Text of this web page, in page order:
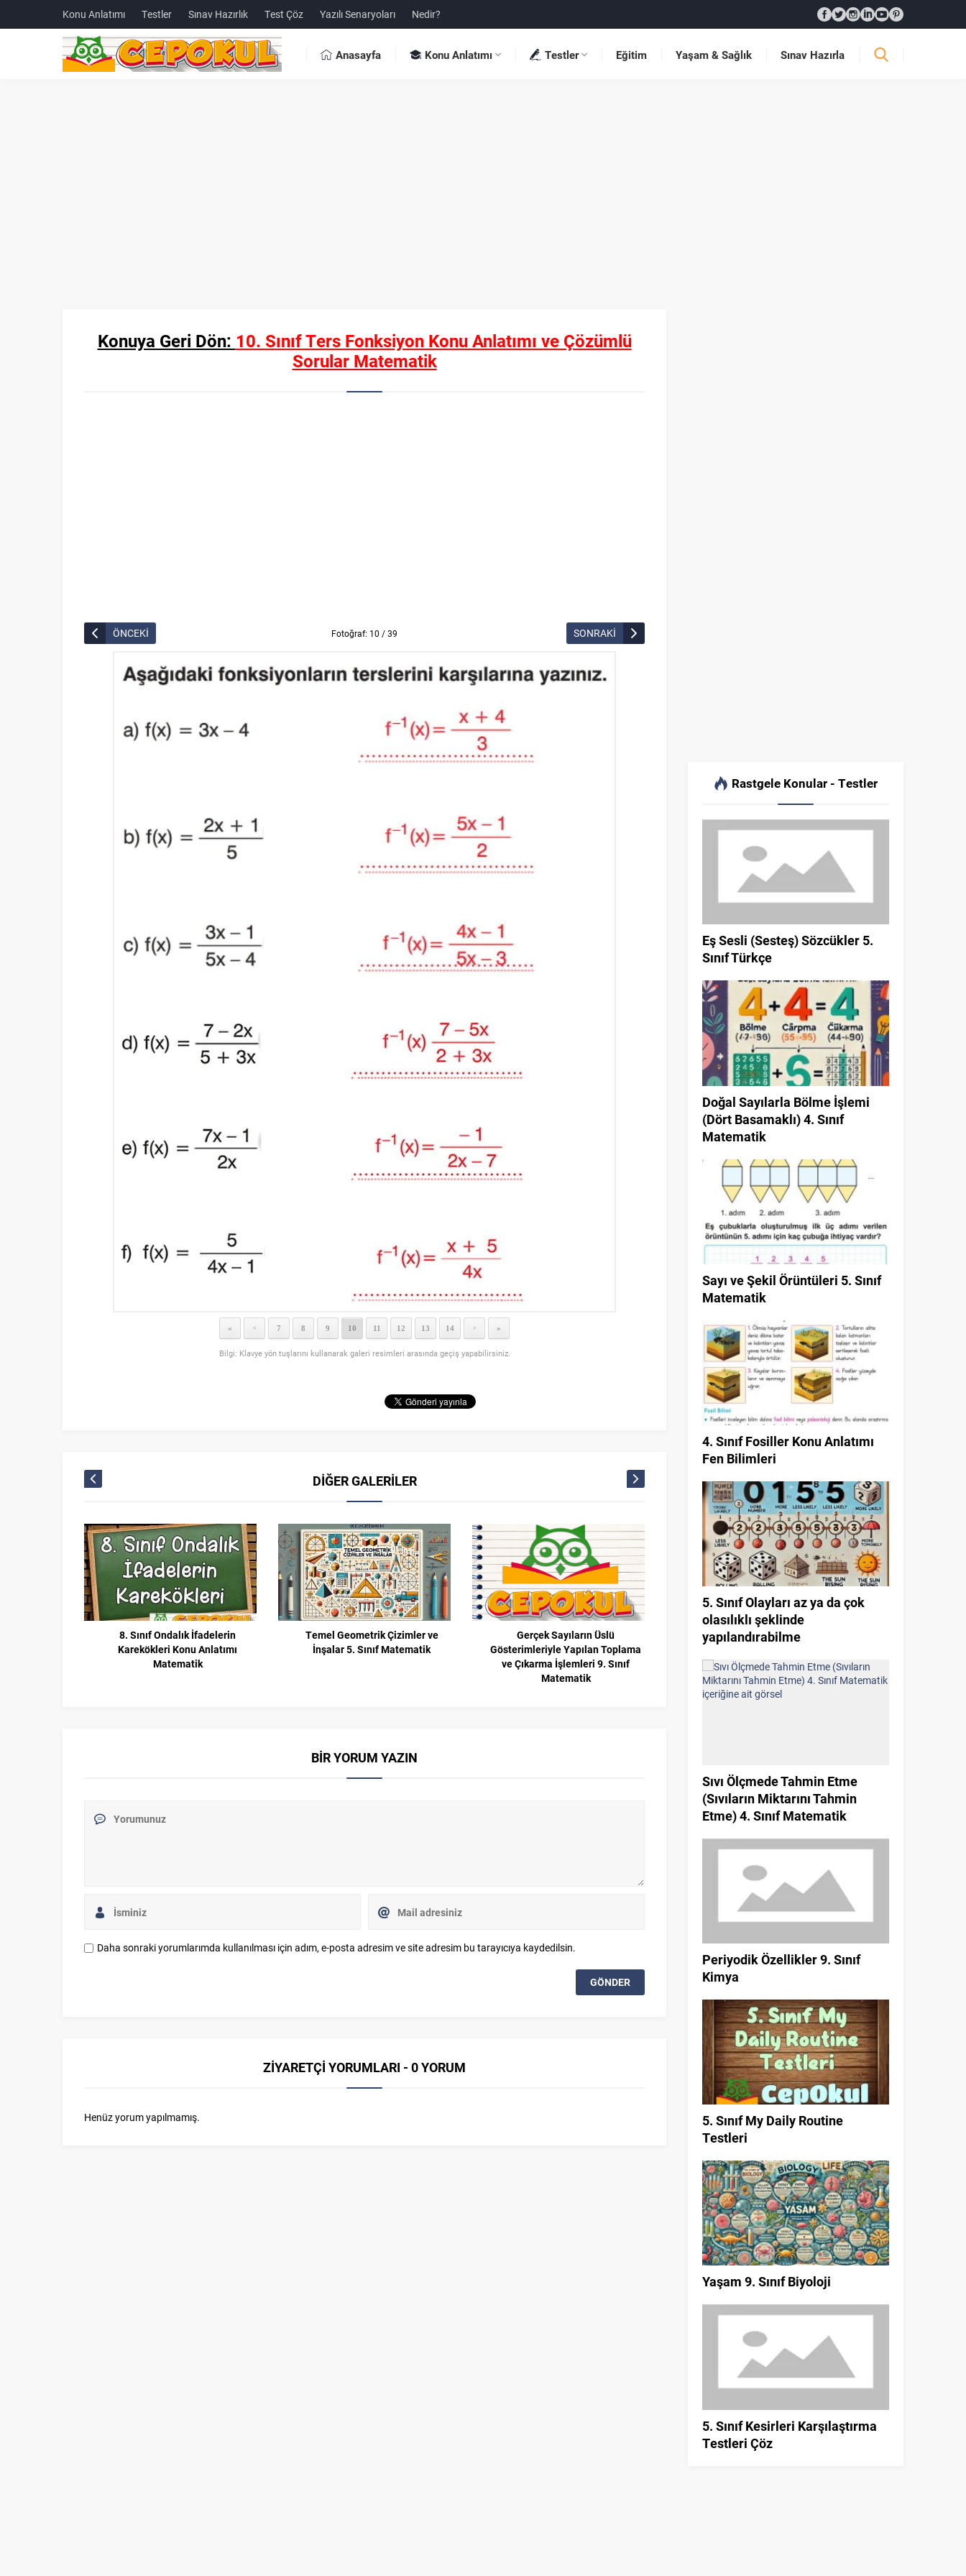
Konu Anlatımı Testler Sınav Hazırlık Test Çöz Yazılı Senaryoları Nedir?
Anasayfa Konu Anlatımı Testler Eğitim Yaşam & Sağlık Sınav Hazırla
Konuya Geri Dön: 10. Sınıf Ters Fonksiyon Konu Anlatımı ve Çözümlü
Sorular Matematik
ÖNCEKİ Fotoğraf: 10 / 39 SONRAKİ
« < 7 8 9 10 11 12 13 14 > »
Bilgi: Klavye yön tuşlarını kullanarak galeri resimleri arasında geçiş yapabilirsiniz.
DİĞER GALERİLER
8. Sınıf Ondalık İfadelerin
Karekökleri Konu Anlatımı
Matematik
Temel Geometrik Çizimler ve
İnşalar 5. Sınıf Matematik
Gerçek Sayıların Üslü
Gösterimleriyle Yapılan Toplama
ve Çıkarma İşlemleri 9. Sınıf
Matematik
8. Sınıf Aralarında Asal Sayılar
Konu Anlatımı Matematik
BİR YORUM YAZIN
Daha sonraki yorumlarımda kullanılması için adım, e-posta adresim ve site adresim bu tarayıcıya kaydedilsin.
ZİYARETÇİ YORUMLARI - 0 YORUM
Henüz yorum yapılmamış.
Rastgele Konular - Testler
Eş Sesli (Sesteş) Sözcükler 5.
Sınıf Türkçe
Doğal Sayılarla Bölme İşlemi
(Dört Basamaklı) 4. Sınıf
Matematik
Sayı ve Şekil Örüntüleri 5. Sınıf
Matematik
4. Sınıf Fosiller Konu Anlatımı
Fen Bilimleri
5. Sınıf Olayları az ya da çok
olasılıklı şeklinde
yapılandırabilme
Sıvı Ölçmede Tahmin Etme
(Sıvıların Miktarını Tahmin
Etme) 4. Sınıf Matematik
Periyodik Özellikler 9. Sınıf
Kimya
5. Sınıf My Daily Routine
Testleri
Yaşam 9. Sınıf Biyoloji
5. Sınıf Kesirleri Karşılaştırma
Testleri Çöz